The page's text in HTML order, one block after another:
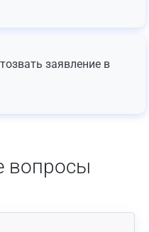
заявление в
вопросы